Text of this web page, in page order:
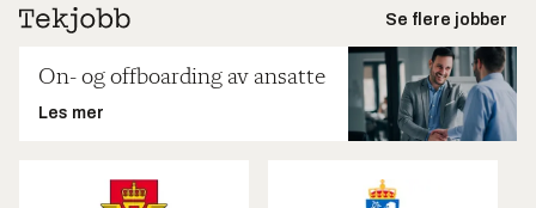
Se flere jobber
On- og offboarding av ansatte
Les mer